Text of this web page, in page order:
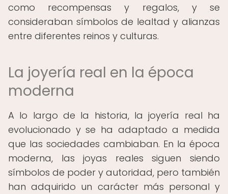
como recompensas y regalos, y se
consideraban símbolos de lealtad y alianzas
entre diferentes reinos y culturas.
La joyería real en la época
moderna
A lo largo de la historia, la joyería real ha
evolucionado y se ha adaptado a medida
que las sociedades cambiaban. En la época
moderna, las joyas reales siguen siendo
símbolos de poder y autoridad, pero también
han adquirido un carácter más personal y